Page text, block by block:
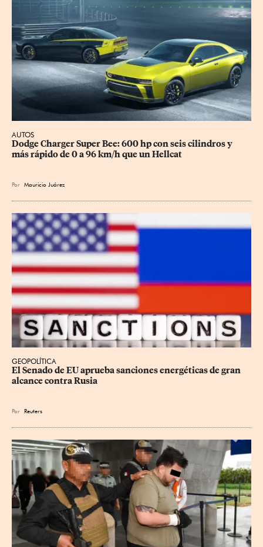
AUTOS
Dodge Charger Super Bee: 600 hp con seis cilindros y
más rápido de 0 a 96 km/h que un Hellcat
Por Mauricio Juárez
GEOPOLÍTICA
El Senado de EU aprueba sanciones energéticas de gran
alcance contra Rusia
Por Reuters